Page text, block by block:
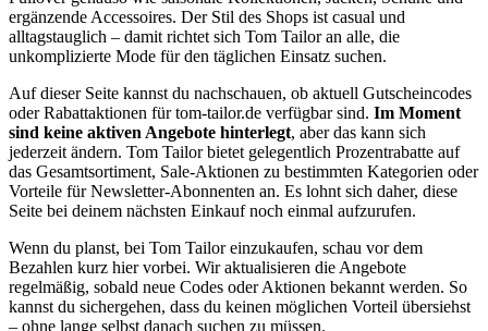
ergänzende Accessoires. Der Stil des Shops ist casual und
alltagstauglich – damit richtet sich Tom Tailor an alle, die
unkomplizierte Mode für den täglichen Einsatz suchen.
Auf dieser Seite kannst du nachschauen, ob aktuell Gutscheincodes
oder Rabattaktionen für tom-tailor.de verfügbar sind. Im Moment
sind keine aktiven Angebote hinterlegt, aber das kann sich
jederzeit ändern. Tom Tailor bietet gelegentlich Prozentrabatte auf
das Gesamtsortiment, Sale-Aktionen zu bestimmten Kategorien oder
Vorteile für Newsletter-Abonnenten an. Es lohnt sich daher, diese
Seite bei deinem nächsten Einkauf noch einmal aufzurufen.
Wenn du planst, bei Tom Tailor einzukaufen, schau vor dem
Bezahlen kurz hier vorbei. Wir aktualisieren die Angebote
regelmäßig, sobald neue Codes oder Aktionen bekannt werden. So
kannst du sichergehen, dass du keinen möglichen Vorteil übersiehst
– ohne lange selbst danach suchen zu müssen.